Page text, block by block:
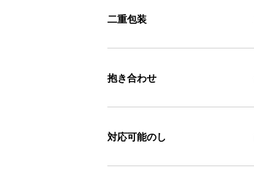
二重包装
抱き合わせ
対応可能のし